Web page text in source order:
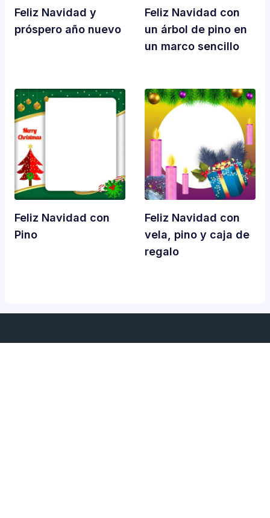
Feliz Navidad y
próspero año nuevo
Feliz Navidad con
un árbol de pino en
un marco sencillo
Feliz Navidad con
Pino
Feliz Navidad con
vela, pino y caja de
regalo